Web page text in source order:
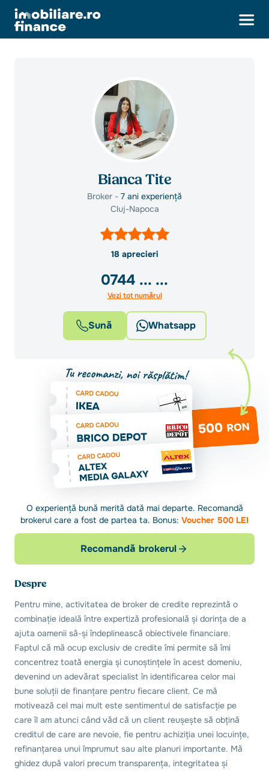
Bianca Tite
Broker - 7 ani experiență
Cluj-Napoca
18 aprecieri
0744 ... ...
Vezi tot numărul
Sună Whatsapp
O experiență bună merită dată mai departe. Recomandă
brokerul care a fost de partea ta. Bonus: Voucher 500 LEI
Recomandă brokerul
Despre
Pentru mine, activitatea de broker de credite reprezintă o
combinație ideală între expertiză profesională și dorința de a
ajuta oamenii să-și îndeplinească obiectivele financiare.
Faptul că mă ocup exclusiv de credite îmi permite să îmi
concentrez toată energia și cunoștințele în acest domeniu,
devenind un adevărat specialist în identificarea celor mai
bune soluții de finanțare pentru fiecare client. Ce mă
motivează cel mai mult este sentimentul de satisfacție pe
care îl am atunci când văd că un client reușește să obțină
creditul de care are nevoie, fie pentru achiziția unei locuințe,
refinanțarea unui împrumut sau alte planuri importante. Mă
ghidez după valori precum transparența, integritatea și